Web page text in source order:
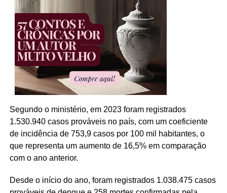
Segundo o ministério, em 2023 foram registrados
1.530.940 casos prováveis no país, com um coeficiente
de incidência de 753,9 casos por 100 mil habitantes, o
que representa um aumento de 16,5% em comparação
com o ano anterior.
Desde o início do ano, foram registrados 1.038.475 casos